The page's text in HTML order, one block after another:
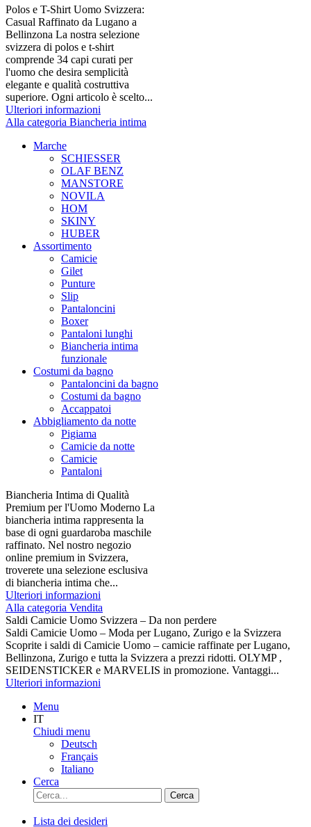
Polos e T-Shirt Uomo Svizzera:
Casual Raffinato da Lugano a
Bellinzona La nostra selezione
svizzera di polos e t-shirt
comprende 34 capi curati per
l'uomo che desira semplicità
elegante e qualità costruttiva
superiore. Ogni articolo è scelto...
Ulteriori informazioni
Alla categoria Biancheria intima
Marche
SCHIESSER
OLAF BENZ
MANSTORE
NOVILA
HOM
SKINY
HUBER
Assortimento
Camicie
Gilet
Punture
Slip
Pantaloncini
Boxer
Pantaloni lunghi
Biancheria intima
funzionale
Costumi da bagno
Pantaloncini da bagno
Costumi da bagno
Accappatoi
Abbigliamento da notte
Pigiama
Camicie da notte
Camicie
Pantaloni
Biancheria Intima di Qualità
Premium per l'Uomo Moderno La
biancheria intima rappresenta la
base di ogni guardaroba maschile
raffinato. Nel nostro negozio
online premium in Svizzera,
troverete una selezione esclusiva
di biancheria intima che...
Ulteriori informazioni
Alla categoria Vendita
Saldi Camicie Uomo Svizzera – Da non perdere
Saldi Camicie Uomo – Moda per Lugano, Zurigo e la Svizzera
Scoprite i saldi di Camicie Uomo – camicie raffinate per Lugano,
Bellinzona, Zurigo e tutta la Svizzera a prezzi ridotti. OLYMP ,
SEIDENSTICKER e MARVELIS in promozione. Vantaggi...
Ulteriori informazioni
Menu
IT
Chiudi menu
Deutsch
Français
Italiano
Cerca
Cerca
Lista dei desideri